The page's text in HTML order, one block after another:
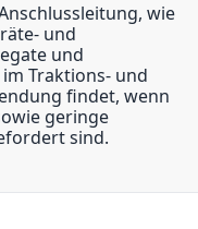
wie
und
und
Traktions- und
findet, wenn
geringe
sind.